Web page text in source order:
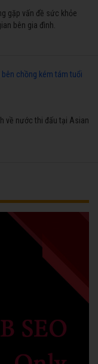
gặp vấn đề sức khỏe
bên gia đình.
chồng kém tám tuổi
về nước thi đấu tại Asian